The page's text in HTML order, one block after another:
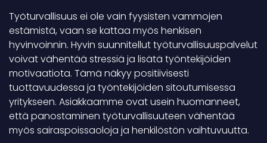
Työturvallisuus ei ole vain fyysisten vammojen
estämistä, vaan se kattaa myös henkisen
hyvinvoinnin. Hyvin suunnitellut työturvallisuuspalvelut
voivat vähentää stressiä ja lisätä työntekijöiden
motivaatiota. Tämä näkyy positiivisesti
tuottavuudessa ja työntekijöiden sitoutumisessa
yritykseen. Asiakkaamme ovat usein huomanneet,
että panostaminen työturvallisuuteen vähentää
myös sairaspoissaoloja ja henkilöstön vaihtuvuutta.